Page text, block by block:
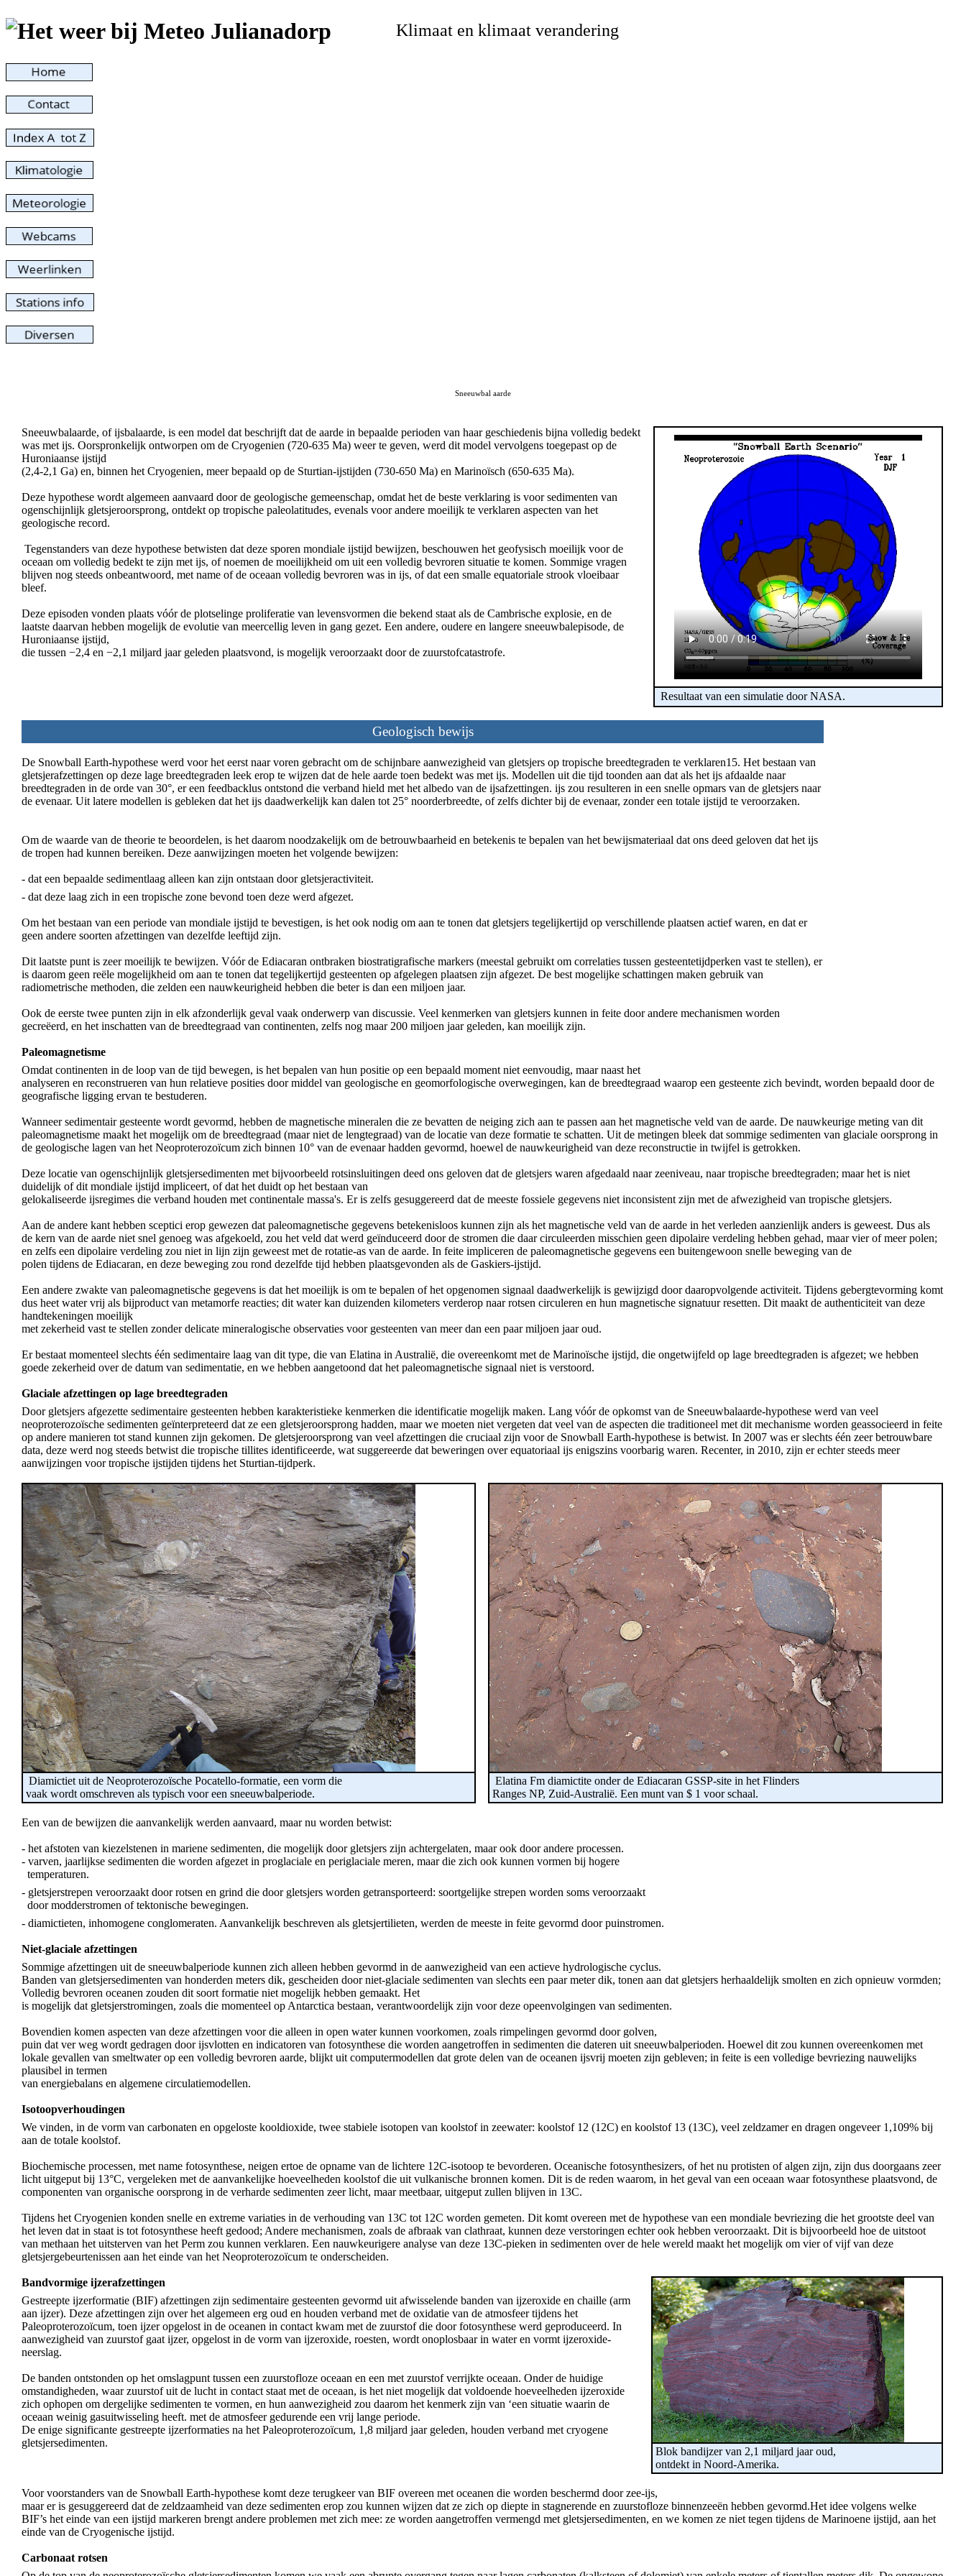
Klimaat en klimaat verandering
Sneeuwbal aarde
Sneeuwbalaarde, of ijsbalaarde, is een model dat beschrijft dat de aarde in bepaalde perioden van haar geschiedenis bijna volledig bedekt
was met ijs. Oorspronkelijk ontworpen om de Cryogenien (720-635 Ma) weer te geven, werd dit model vervolgens toegepast op de
Huroniaanse ijstijd
(2,4-2,1 Ga) en, binnen het Cryogenien, meer bepaald op de Sturtian-ijstijden (730-650 Ma) en Marinoïsch (650-635 Ma).
Deze hypothese wordt algemeen aanvaard door de geologische gemeenschap, omdat het de beste verklaring is voor sedimenten van
ogenschijnlijk gletsjeroorsprong, ontdekt op tropische paleolatitudes, evenals voor andere moeilijk te verklaren aspecten van het
geologische record.
Tegenstanders van deze hypothese betwisten dat deze sporen mondiale ijstijd bewijzen, beschouwen het geofysisch moeilijk voor de
oceaan om volledig bedekt te zijn met ijs, of noemen de moeilijkheid om uit een volledig bevroren situatie te komen. Sommige vragen
blijven nog steeds onbeantwoord, met name of de oceaan volledig bevroren was in ijs, of dat een smalle equatoriale strook vloeibaar
bleef.
Deze episoden vonden plaats vóór de plotselinge proliferatie van levensvormen die bekend staat als de Cambrische explosie, en de
laatste daarvan hebben mogelijk de evolutie van meercellig leven in gang gezet. Een andere, oudere en langere sneeuwbalepisode, de
Huroniaanse ijstijd,
die tussen −2,4 en −2,1 miljard jaar geleden plaatsvond, is mogelijk veroorzaakt door de zuurstofcatastrofe.
Resultaat van een simulatie door NASA.
Geologisch bewijs
De Snowball Earth-hypothese werd voor het eerst naar voren gebracht om de schijnbare aanwezigheid van gletsjers op tropische breedtegraden te verklaren15. Het bestaan ​​van
gletsjerafzettingen op deze lage breedtegraden leek erop te wijzen dat de hele aarde toen bedekt was met ijs. Modellen uit die tijd toonden aan dat als het ijs afdaalde naar
breedtegraden in de orde van 30°, er een feedbacklus ontstond die verband hield met het albedo van de ijsafzettingen. ijs zou resulteren in een snelle opmars van de gletsjers naar
de evenaar. Uit latere modellen is gebleken dat het ijs daadwerkelijk kan dalen tot 25° noorderbreedte, of zelfs dichter bij de evenaar, zonder een totale ijstijd te veroorzaken.
Om de waarde van de theorie te beoordelen, is het daarom noodzakelijk om de betrouwbaarheid en betekenis te bepalen van het bewijsmateriaal dat ons deed geloven dat het ijs
de tropen had kunnen bereiken. Deze aanwijzingen moeten het volgende bewijzen:
- dat een bepaalde sedimentlaag alleen kan zijn ontstaan ​​door gletsjeractiviteit.
- dat deze laag zich in een tropische zone bevond toen deze werd afgezet.
Om het bestaan ​​van een periode van mondiale ijstijd te bevestigen, is het ook nodig om aan te tonen dat gletsjers tegelijkertijd op verschillende plaatsen actief waren, en dat er
geen andere soorten afzettingen van dezelfde leeftijd zijn.
Dit laatste punt is zeer moeilijk te bewijzen. Vóór de Ediacaran ontbraken biostratigrafische markers (meestal gebruikt om correlaties tussen gesteentetijdperken vast te stellen), er
is daarom geen reële mogelijkheid om aan te tonen dat tegelijkertijd gesteenten op afgelegen plaatsen zijn afgezet. De best mogelijke schattingen maken gebruik van
radiometrische methoden, die zelden een nauwkeurigheid hebben die beter is dan een miljoen jaar.
Ook de eerste twee punten zijn in elk afzonderlijk geval vaak onderwerp van discussie. Veel kenmerken van gletsjers kunnen in feite door andere mechanismen worden
gecreëerd, en het inschatten van de breedtegraad van continenten, zelfs nog maar 200 miljoen jaar geleden, kan moeilijk zijn.
Paleomagnetisme
Omdat continenten in de loop van de tijd bewegen, is het bepalen van hun positie op een bepaald moment niet eenvoudig, maar naast het
analyseren en reconstrueren van hun relatieve posities door middel van geologische en geomorfologische overwegingen, kan de breedtegraad waarop een gesteente zich bevindt, worden bepaald door de
geografische ligging ervan te bestuderen.
Wanneer sedimentair gesteente wordt gevormd, hebben de magnetische mineralen die ze bevatten de neiging zich aan te passen aan het magnetische veld van de aarde. De nauwkeurige meting van dit
paleomagnetisme maakt het mogelijk om de breedtegraad (maar niet de lengtegraad) van de locatie van deze formatie te schatten. Uit de metingen bleek dat sommige sedimenten van glaciale oorsprong in
de geologische lagen van het Neoproterozoïcum zich binnen 10° van de evenaar hadden gevormd, hoewel de nauwkeurigheid van deze reconstructie in twijfel is getrokken.
Deze locatie van ogenschijnlijk gletsjersedimenten met bijvoorbeeld rotsinsluitingen deed ons geloven dat de gletsjers waren afgedaald naar zeeniveau, naar tropische breedtegraden; maar het is niet
duidelijk of dit mondiale ijstijd impliceert, of dat het duidt op het bestaan ​​van
gelokaliseerde ijsregimes die verband houden met continentale massa's. Er is zelfs gesuggereerd dat de meeste fossiele gegevens niet inconsistent zijn met de afwezigheid van tropische gletsjers.
Aan de andere kant hebben sceptici erop gewezen dat paleomagnetische gegevens betekenisloos kunnen zijn als het magnetische veld van de aarde in het verleden aanzienlijk anders is geweest. Dus als
de kern van de aarde niet snel genoeg was afgekoeld, zou het veld dat werd geïnduceerd door de stromen die daar circuleerden misschien geen dipolaire verdeling hebben gehad, maar vier of meer polen;
en zelfs een dipolaire verdeling zou niet in lijn zijn geweest met de rotatie-as van de aarde. In feite impliceren de paleomagnetische gegevens een buitengewoon snelle beweging van de
polen tijdens de Ediacaran, en deze beweging zou rond dezelfde tijd hebben plaatsgevonden als de Gaskiers-ijstijd.
Een andere zwakte van paleomagnetische gegevens is dat het moeilijk is om te bepalen of het opgenomen signaal daadwerkelijk is gewijzigd door daaropvolgende activiteit. Tijdens gebergtevorming komt
dus heet water vrij als bijproduct van metamorfe reacties; dit water kan duizenden kilometers verderop naar rotsen circuleren en hun magnetische signatuur resetten. Dit maakt de authenticiteit van deze
handtekeningen moeilijk
met zekerheid vast te stellen zonder delicate mineralogische observaties voor gesteenten van meer dan een paar miljoen jaar oud.
Er bestaat momenteel slechts één sedimentaire laag van dit type, die van Elatina in Australië, die overeenkomt met de Marinoïsche ijstijd, die ongetwijfeld op lage breedtegraden is afgezet; we hebben
goede zekerheid over de datum van sedimentatie, en we hebben aangetoond dat het paleomagnetische signaal niet is verstoord.
Glaciale afzettingen op lage breedtegraden
Door gletsjers afgezette sedimentaire gesteenten hebben karakteristieke kenmerken die identificatie mogelijk maken. Lang vóór de opkomst van de Sneeuwbalaarde-hypothese werd van veel
neoproterozoïsche sedimenten geïnterpreteerd dat ze een gletsjeroorsprong hadden, maar we moeten niet vergeten dat veel van de aspecten die traditioneel met dit mechanisme worden geassocieerd in feite
op andere manieren tot stand kunnen zijn gekomen. De gletsjeroorsprong van veel afzettingen die cruciaal zijn voor de Snowball Earth-hypothese is betwist. In 2007 was er slechts één zeer betrouwbare
data, deze werd nog steeds betwist die tropische tillites identificeerde, wat suggereerde dat beweringen over equatoriaal ijs enigszins voorbarig waren. Recenter, in 2010, zijn er echter steeds meer
aanwijzingen voor tropische ijstijden tijdens het Sturtian-tijdperk.
Diamictiet uit de Neoproterozoïsche Pocatello-formatie, een vorm die
vaak wordt omschreven als typisch voor een sneeuwbalperiode.
Elatina Fm diamictite onder de Ediacaran GSSP-site in het Flinders
Ranges NP, Zuid-Australië. Een munt van $ 1 voor schaal.
Een van de bewijzen die aanvankelijk werden aanvaard, maar nu worden betwist:
- het afstoten van kiezelstenen in mariene sedimenten, die mogelijk door gletsjers zijn achtergelaten, maar ook door andere processen.
- varven, jaarlijkse sedimenten die worden afgezet in proglaciale en periglaciale meren, maar die zich ook kunnen vormen bij hogere
temperaturen.
- gletsjerstrepen veroorzaakt door rotsen en grind die door gletsjers worden getransporteerd: soortgelijke strepen worden soms veroorzaakt
door modderstromen of tektonische bewegingen.
- diamictieten, inhomogene conglomeraten. Aanvankelijk beschreven als gletsjertilieten, werden de meeste in feite gevormd door puinstromen.
Niet-glaciale afzettingen
Sommige afzettingen uit de sneeuwbalperiode kunnen zich alleen hebben gevormd in de aanwezigheid van een actieve hydrologische cyclus.
Banden van gletsjersedimenten van honderden meters dik, gescheiden door niet-glaciale sedimenten van slechts een paar meter dik, tonen aan dat gletsjers herhaaldelijk smolten en zich opnieuw vormden;
Volledig bevroren oceanen zouden dit soort formatie niet mogelijk hebben gemaakt. Het
is mogelijk dat gletsjerstromingen, zoals die momenteel op Antarctica bestaan, verantwoordelijk zijn voor deze opeenvolgingen van sedimenten.
Bovendien komen aspecten van deze afzettingen voor die alleen in open water kunnen voorkomen, zoals rimpelingen gevormd door golven,
puin dat ver weg wordt gedragen door ijsvlotten en indicatoren van fotosynthese die worden aangetroffen in sedimenten die dateren uit sneeuwbalperioden. Hoewel dit zou kunnen overeenkomen met
lokale gevallen van smeltwater op een volledig bevroren aarde, blijkt uit computermodellen dat grote delen van de oceanen ijsvrij moeten zijn gebleven; in feite is een volledige bevriezing nauwelijks
plausibel in termen
van energiebalans en algemene circulatiemodellen.
Isotoopverhoudingen
We vinden, in de vorm van carbonaten en opgeloste kooldioxide, twee stabiele isotopen van koolstof in zeewater: koolstof 12 (12C) en koolstof 13 (13C), veel zeldzamer en dragen ongeveer 1,109% bij
aan de totale koolstof.
Biochemische processen, met name fotosynthese, neigen ertoe de opname van de lichtere 12C-isotoop te bevorderen. Oceanische fotosynthesizers, of het nu protisten of algen zijn, zijn dus doorgaans zeer
licht uitgeput bij 13°C, vergeleken met de aanvankelijke hoeveelheden koolstof die uit vulkanische bronnen komen. Dit is de reden waarom, in het geval van een oceaan waar fotosynthese plaatsvond, de
componenten van organische oorsprong in de verharde sedimenten zeer licht, maar meetbaar, uitgeput zullen blijven in 13C.
Tijdens het Cryogenien konden snelle en extreme variaties in de verhouding van 13C tot 12C worden gemeten. Dit komt overeen met de hypothese van een mondiale bevriezing die het grootste deel van
het leven dat in staat is tot fotosynthese heeft gedood; Andere mechanismen, zoals de afbraak van clathraat, kunnen deze verstoringen echter ook hebben veroorzaakt. Dit is bijvoorbeeld hoe de uitstoot
van methaan het uitsterven van het Perm zou kunnen verklaren. Een nauwkeurigere analyse van deze 13C-pieken in sedimenten over de hele wereld maakt het mogelijk om vier of vijf van deze
gletsjergebeurtenissen aan het einde van het Neoproterozoïcum te onderscheiden.
Bandvormige ijzerafzettingen
Gestreepte ijzerformatie (BIF) afzettingen zijn sedimentaire gesteenten gevormd uit afwisselende banden van ijzeroxide en chaille (arm
aan ijzer). Deze afzettingen zijn over het algemeen erg oud en houden verband met de oxidatie van de atmosfeer tijdens het
Paleoproterozoïcum, toen ijzer opgelost in de oceanen in contact kwam met de zuurstof die door fotosynthese werd geproduceerd. In
aanwezigheid van zuurstof gaat ijzer, opgelost in de vorm van ijzeroxide, roesten, wordt onoplosbaar in water en vormt ijzeroxide-
neerslag.
De banden ontstonden op het omslagpunt tussen een zuurstofloze oceaan en een met zuurstof verrijkte oceaan. Onder de huidige
omstandigheden, waar zuurstof uit de lucht in contact staat met de oceaan, is het niet mogelijk dat voldoende hoeveelheden ijzeroxide
zich ophopen om dergelijke sedimenten te vormen, en hun aanwezigheid zou daarom het kenmerk zijn van ‘een situatie waarin de
oceaan weinig gasuitwisseling heeft. met de atmosfeer gedurende een vrij lange periode.
De enige significante gestreepte ijzerformaties na het Paleoproterozoïcum, 1,8 miljard jaar geleden, houden verband met cryogene
gletsjersedimenten.
Blok bandijzer van 2,1 miljard jaar oud,
ontdekt in Noord-Amerika.
Voor voorstanders van de Snowball Earth-hypothese komt deze terugkeer van BIF overeen met oceanen die worden beschermd door zee-ijs,
maar er is gesuggereerd dat de zeldzaamheid van deze sedimenten erop zou kunnen wijzen dat ze zich op diepte in stagnerende en zuurstofloze binnenzeeën hebben gevormd.Het idee volgens welke
BIF’s het einde van een ijstijd markeren brengt andere problemen met zich mee: ze worden aangetroffen vermengd met gletsjersedimenten, en we komen ze niet tegen tijdens de Marinoene ijstijd, aan het
einde van de Cryogenische ijstijd.
Carbonaat rotsen